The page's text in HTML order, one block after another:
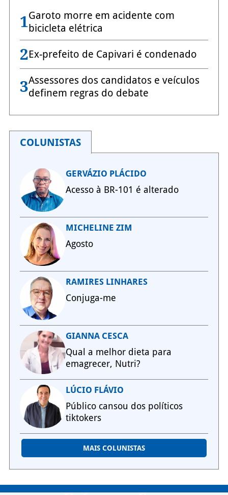
1Garoto morre em acidente com
bicicleta elétrica
2Ex-prefeito de Capivari é condenado
3Assessores dos candidatos e veículos
definem regras do debate
COLUNISTAS
GERVÁZIO PLÁCIDO
Acesso à BR-101 é alterado
MICHELINE ZIM
Agosto
RAMIRES LINHARES
Conjuga-me
GIANNA CESCA
Qual a melhor dieta para
emagrecer, Nutri?
LÚCIO FLÁVIO
Público cansou dos políticos
tiktokers
MAIS COLUNISTAS